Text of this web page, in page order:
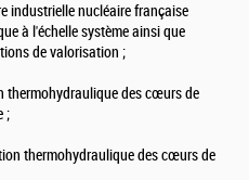
industrielle nucléaire française
à l'échelle système ainsi que
de valorisation ;
thermohydraulique des cœurs de
;
thermohydraulique des cœurs de